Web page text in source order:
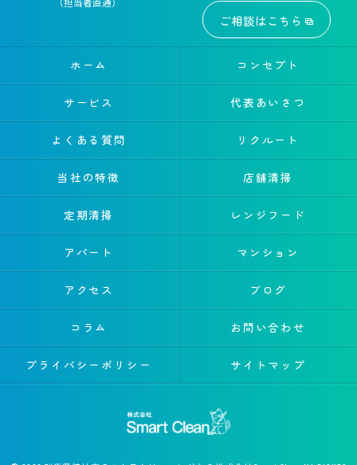
ご相談はこちら
ホーム コンセプト
サービス 代表あいさつ
よくある質問 リクルート
当社の特徴 店舗清掃
定期清掃 レンジフード
アパート マンション
アクセス ブログ
コラム お問い合わせ
プライバシーポリシー サイトマップ